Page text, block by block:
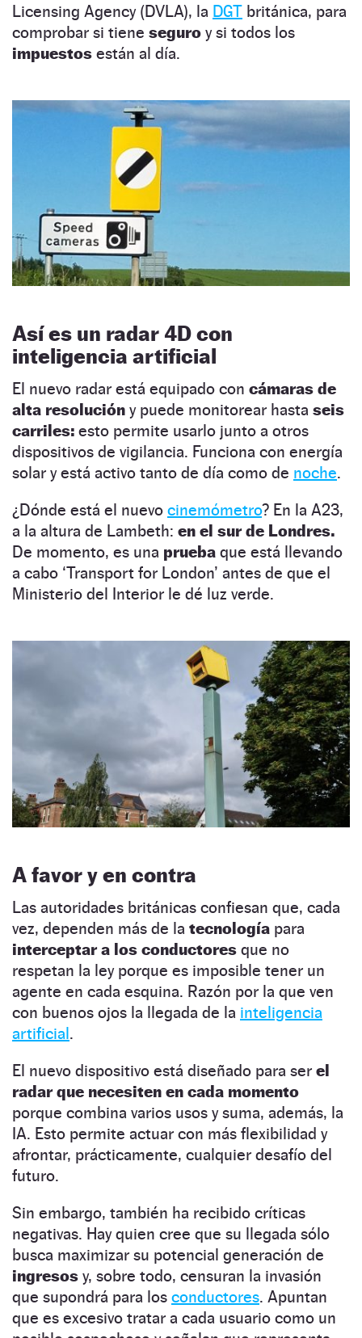
Licensing Agency (DVLA), la DGT británica, para
comprobar si tiene seguro y si todos los
impuestos están al día.
Así es un radar 4D con
inteligencia artificial
El nuevo radar está equipado con cámaras de
alta resolución y puede monitorear hasta seis
carriles: esto permite usarlo junto a otros
dispositivos de vigilancia. Funciona con energía
solar y está activo tanto de día como de noche.
¿Dónde está el nuevo cinemómetro? En la A23,
a la altura de Lambeth: en el sur de Londres.
De momento, es una prueba que está llevando
a cabo ‘Transport for London’ antes de que el
Ministerio del Interior le dé luz verde.
A favor y en contra
Las autoridades británicas confiesan que, cada
vez, dependen más de la tecnología para
interceptar a los conductores que no
respetan la ley porque es imposible tener un
agente en cada esquina. Razón por la que ven
con buenos ojos la llegada de la inteligencia
artificial.
El nuevo dispositivo está diseñado para ser el
radar que necesiten en cada momento
porque combina varios usos y suma, además, la
IA. Esto permite actuar con más flexibilidad y
afrontar, prácticamente, cualquier desafío del
futuro.
Sin embargo, también ha recibido críticas
negativas. Hay quien cree que su llegada sólo
busca maximizar su potencial generación de
ingresos y, sobre todo, censuran la invasión
que supondrá para los conductores. Apuntan
que es excesivo tratar a cada usuario como un